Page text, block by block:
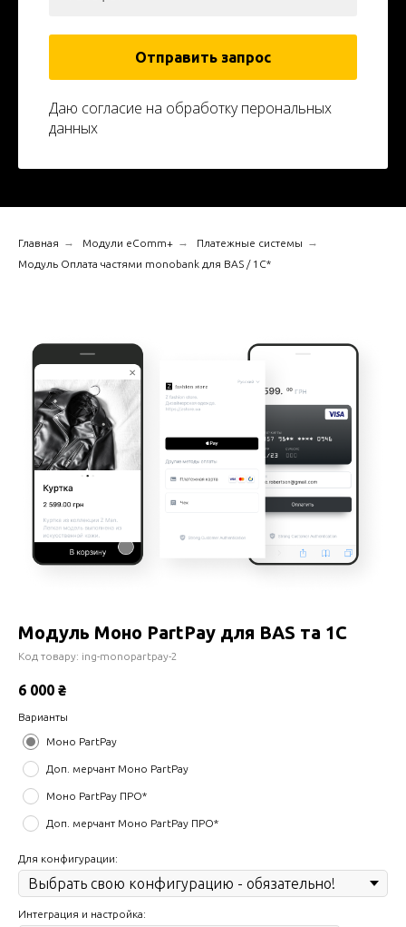
Отправить запрос
Даю согласие на обработку перональных
данных
Главная → Модули eComm+ → Платежные системы →
Модуль Оплата частями monobank для BAS / 1C*
Модуль Моно PartPay для BAS та 1С
Код товару: ing-monopartpay-2
6 000 ₴
Варианты
Моно PartPay
Доп. мерчант Моно PartPay
Моно PartPay ПРО*
Доп. мерчант Моно PartPay ПРО*
Для конфигурации:
Интеграция и настройка: